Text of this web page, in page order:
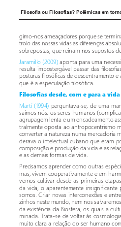
Filosofia ou Filosofias? Polêmicas em
gimo-nos ameaçadores porque se
trolo das nossas vidas as diferenças
sobrepostas, que reinam nos supostos
Jaramillo (2009) aponta para uma
resulta impostergável passar das filoso
posturas filosóficas de descentramento
que é a especulação filosófica.
Filosofias desde, com e para a vida
Martí (1994) perguntava-se, de uma
saímos nós, os seres humanos
agrupagem lenta e um encadeamento
tralmente oposta ao antropocentrismo
converter a natureza numa mercadoria
derava o intelectual cubano que eram
composição e produção da vida e as r
e as demais formas de vida.
Precisamos aprender como outras
mas, vivem cooperativamente e em
vemos cultivar desde as primeiras
da vida, o aparentemente
somos. Criar novas interconexões e entr
zinhos neste mundo, nem nos
da existência da Biosfera, os quais a
minada. Trata-se de voltar às
muito clara a relação do ser humano